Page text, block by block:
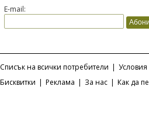
E-mail:
Списък на всички потребители | Условия
Бисквитки | Реклама | За нас | Как да